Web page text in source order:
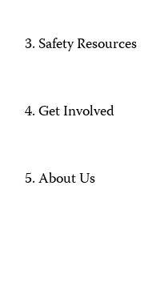
Safety Resources
Get Involved
About Us